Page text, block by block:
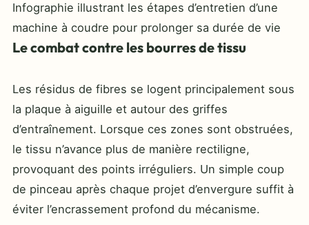
Infographie illustrant les étapes d’entretien d’une
machine à coudre pour prolonger sa durée de vie
Le combat contre les bourres de tissu
Les résidus de fibres se logent principalement sous
la plaque à aiguille et autour des griffes
d’entraînement. Lorsque ces zones sont obstruées,
le tissu n’avance plus de manière rectiligne,
provoquant des points irréguliers. Un simple coup
de pinceau après chaque projet d’envergure suffit à
éviter l’encrassement profond du mécanisme.